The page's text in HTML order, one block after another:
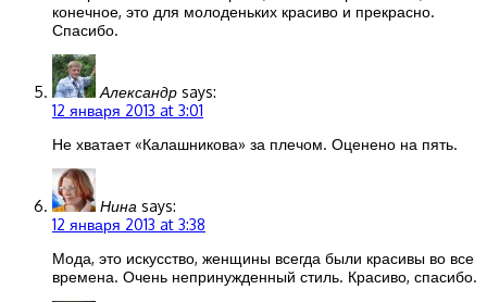
конечное, это для молоденьких красиво и прекрасно.
Спасибо.
Александр says:
12 января 2013 at 3:01
Не хватает «Калашникова» за плечом. Оценено на пять.
Нина says:
12 января 2013 at 3:38
Мода, это искусство, женщины всегда были красивы во все
времена. Очень непринужденный стиль. Красиво, спасибо.